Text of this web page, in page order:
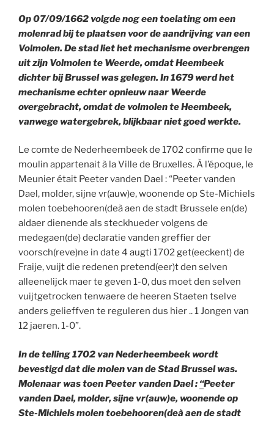
Op 07/09/1662 volgde nog een toelating om een
molenrad bij te plaatsen voor de aandrijving van een
Volmolen. De stad liet het mechanisme overbrengen
uit zijn Volmolen te Weerde, omdat Heembeek
dichter bij Brussel was gelegen. In 1679 werd het
mechanisme echter opnieuw naar Weerde
overgebracht, omdat de volmolen te Heembeek,
vanwege watergebrek, blijkbaar niet goed werkte.
Le comte de Nederheembeek de 1702 confirme que le
moulin appartenait à la Ville de Bruxelles. À l’époque, le
Meunier était Peeter vanden Dael : “Peeter vanden
Dael, molder, sijne vr(auw)e, woonende op Ste-Michiels
molen toebehooren(deà aen de stadt Brussele en(de)
aldaer dienende als steckhueder volgens de
medegaen(de) declaratie vanden greffier der
voorsch(reve)ne in date 4 augti 1702 get(eeckent) de
Fraije, vuijt die redenen pretend(eer)t den selven
alleenelijck maer te geven 1-0, dus moet den selven
vuijtgetrocken tenwaere de heeren Staeten tselve
anders gelieffven te reguleren dus hier .. 1 Jongen van
12 jaeren. 1-0”.
In de telling 1702 van Nederheembeek wordt
bevestigd dat die molen van de Stad Brussel was.
Molenaar was toen Peeter vanden Dael : “Peeter
vanden Dael, molder, sijne vr(auw)e, woonende op
Ste-Michiels molen toebehooren(deà aen de stadt